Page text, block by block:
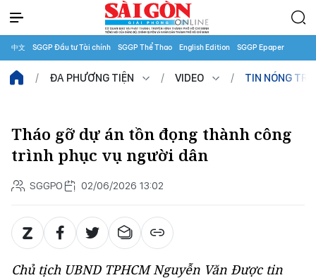
中文 SGGP Đầu tư Tài chính SGGP Thể Thao English Edition SGGP Epaper
ĐA PHƯƠNG TIỆN VIDEO TIN NÓNG
Tháo gỡ dự án tồn đọng thành công
trình phục vụ người dân
SGGPO 02/06/2026 13:02
Chủ tịch UBND TPHCM Nguyễn Văn Được tin